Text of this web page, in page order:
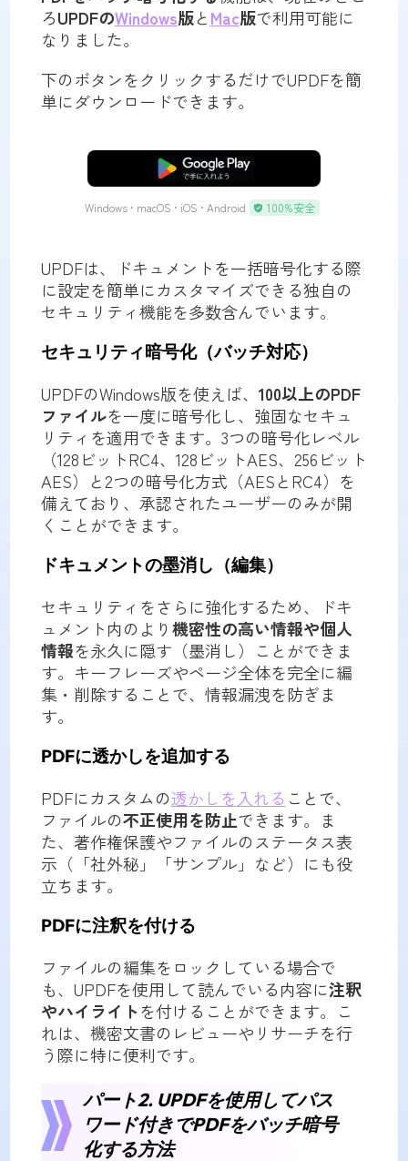
ろUPDFのWindows版とMac版で利用可能に
なりました。
下のボタンをクリックするだけでUPDFを簡
単にダウンロードできます。
無料ダウンロード
Windows • macOS • iOS • Android 100%安全
UPDFは、ドキュメントを一括暗号化する際
に設定を簡単にカスタマイズできる独自の
セキュリティ機能を多数含んでいます。
セキュリティ暗号化（バッチ対応）
UPDFのWindows版を使えば、 100以上のPDF
ファイルを一度に暗号化し、強固なセキュ
リティを適用できます。3つの暗号化レベル
（128ビットRC4、128ビットAES、256ビット
AES）と2つの暗号化方式（AESとRC4）を
備えており、承認されたユーザーのみが開
くことができます。
ドキュメントの墨消し（編集）
セキュリティをさらに強化するため、ドキ
ュメント内のより機密性の高い情報や個人
情報を永久に隠す（墨消し）ことができま
す。キーフレーズやページ全体を完全に編
集・削除することで、情報漏洩を防ぎま
す。
PDFに透かしを追加する
PDFにカスタムの透かしを入れる ことで、
ファイルの不正使用を防止できます。ま
た、著作権保護やファイルのステータス表
示（「社外秘」「サンプル」など）にも役
立ちます。
PDFに注釈を付ける
ファイルの編集をロックしている場合で
も、UPDFを使用して読んでいる内容に注釈
やハイライトを付けることができます。こ
れは、機密文書のレビューやリサーチを行
う際に特に便利です。
パート2. UPDFを使用してパス
ワード付きでPDFをバッチ暗号
化する方法